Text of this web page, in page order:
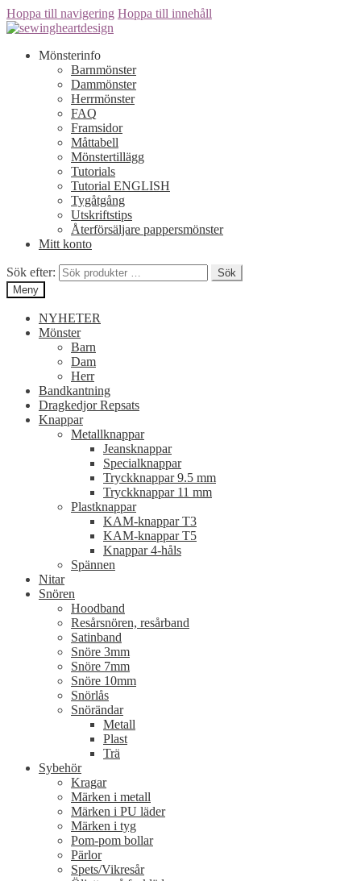
Hoppa till navigering Hoppa till innehåll
Mönsterinfo
Barnmönster
Dammönster
Herrmönster
FAQ
Framsidor
Måttabell
Mönstertillägg
Tutorials
Tutorial ENGLISH
Tygåtgång
Utskriftstips
Återförsäljare pappersmönster
Mitt konto
Sök efter:
Sök
Meny
NYHETER
Mönster
Barn
Dam
Herr
Bandkantning
Dragkedjor Repsats
Knappar
Metallknappar
Jeansknappar
Specialknappar
Tryckknappar 9.5 mm
Tryckknappar 11 mm
Plastknappar
KAM-knappar T3
KAM-knappar T5
Knappar 4-håls
Spännen
Nitar
Snören
Hoodband
Resårsnören, resårband
Satinband
Snöre 3mm
Snöre 7mm
Snöre 10mm
Snörlås
Snörändar
Metall
Plast
Trä
Sybehör
Kragar
Märken i metall
Märken i PU läder
Märken i tyg
Pom-pom bollar
Pärlor
Spets/Vikresår